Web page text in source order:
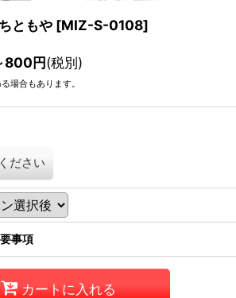
ともや [MIZ-S-0108]
800円(税別)
場合もあります。
ださい
事項
カートに入れる